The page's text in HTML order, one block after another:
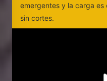
emergentes y la carga es
sin cortes.